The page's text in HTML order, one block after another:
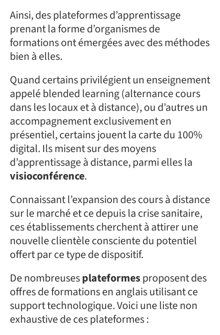
Ainsi, des plateformes d’apprentissage
prenant la forme d’organismes de
formations ont émergées avec des méthodes
bien à elles.
Quand certains privilégient un enseignement
appelé blended learning (alternance cours
dans les locaux et à distance), ou d’autres un
accompagnement exclusivement en
présentiel, certains jouent la carte du 100%
digital. Ils misent sur des moyens
d’apprentissage à distance, parmi elles la
visioconférence.
Connaissant l’expansion des cours à distance
sur le marché et ce depuis la crise sanitaire,
ces établissements cherchent à attirer une
nouvelle clientèle consciente du potentiel
offert par ce type de dispositif.
De nombreusesplateformesproposent des
offres de formations en anglais utilisant ce
support technologique. Voici une liste non
exhaustive de ces plateformes :